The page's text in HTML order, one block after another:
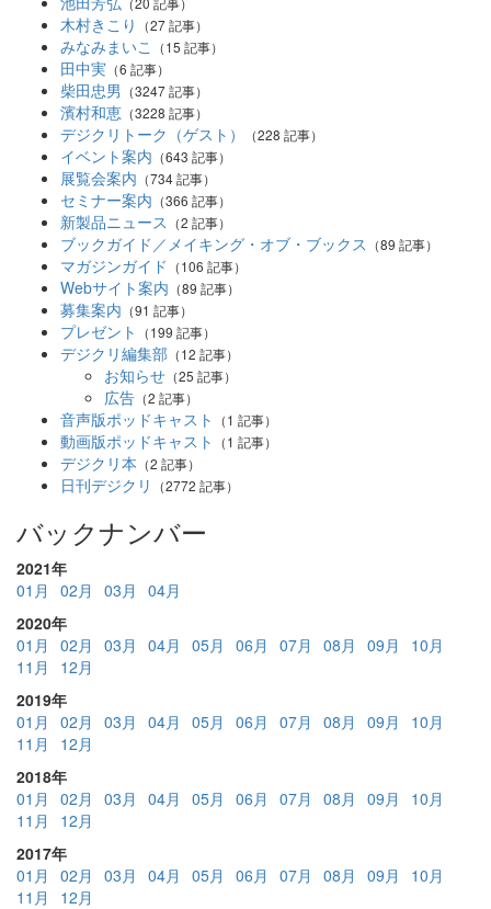
木村きこり （27 記事）
みなみまいこ （15 記事）
田中実 （6 記事）
柴田忠男 （3247 記事）
濱村和恵 （3228 記事）
デジクリトーク（ゲスト） （228 記事）
イベント案内 （643 記事）
展覧会案内 （734 記事）
セミナー案内 （366 記事）
新製品ニュース （2 記事）
ブックガイド／メイキング・オブ・ブックス （89 記事）
マガジンガイド （106 記事）
Webサイト案内 （89 記事）
募集案内 （91 記事）
プレゼント （199 記事）
デジクリ編集部 （12 記事）
お知らせ （25 記事）
広告 （2 記事）
音声版ポッドキャスト （1 記事）
動画版ポッドキャスト （1 記事）
デジクリ本 （2 記事）
日刊デジクリ （2772 記事）
バックナンバー
2021年
01月
02月 03月
04月
2020年
01月
02月 03月 04月 05月 06月 07月 08月 09月
10月
11月
12月
2019年
01月
02月 03月 04月 05月 06月 07月 08月 09月
10月
11月
12月
2018年
01月
02月 03月 04月 05月 06月 07月 08月 09月
10月
11月
12月
2017年
01月
02月 03月 04月 05月 06月 07月 08月 09月
10月
11月
12月